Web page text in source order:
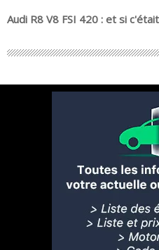
Audi R8 V8 FSI 420 : et si